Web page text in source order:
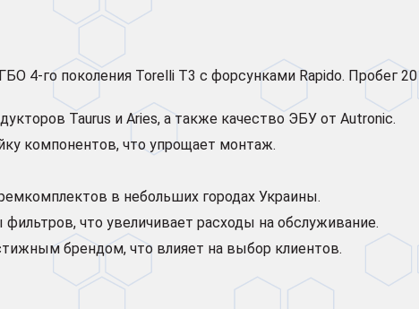
4-го поколения Torelli T3 с форсунками Rapido. Пробег
Taurus и Aries, а также качество ЭБУ от Autronic.
компонентов, что упрощает монтаж.
в небольших городах Украины.
что увеличивает расходы на обслуживание.
брендом, что влияет на выбор клиентов.